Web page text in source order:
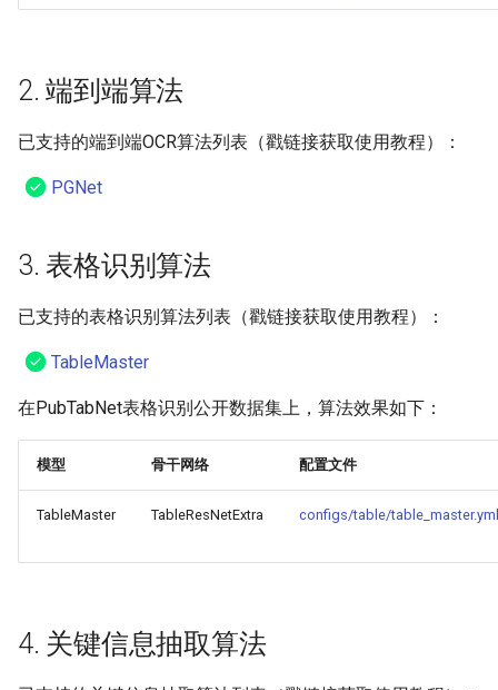
2. 端到端算法
已支持的端到端OCR算法列表（戳链接获取使用教程）：
PGNet
3. 表格识别算法
已支持的表格识别算法列表（戳链接获取使用教程）：
TableMaster
在PubTabNet表格识别公开数据集上，算法效果如下：
模型 骨干网络 配置文件
TableMaster TableResNetExtra configs/table/table_master.yml
4. 关键信息抽取算法